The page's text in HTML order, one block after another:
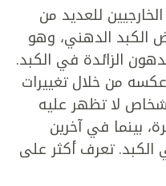
للعديد من
الكبد الدهني، وهو
الزائدة في الكبد.
عكسه من خلال تغييرات
لا تظهر عليه
بينما في آخرين
تعرف أكثر على